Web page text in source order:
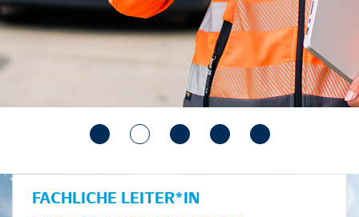
FACHLICHE LEITER*IN